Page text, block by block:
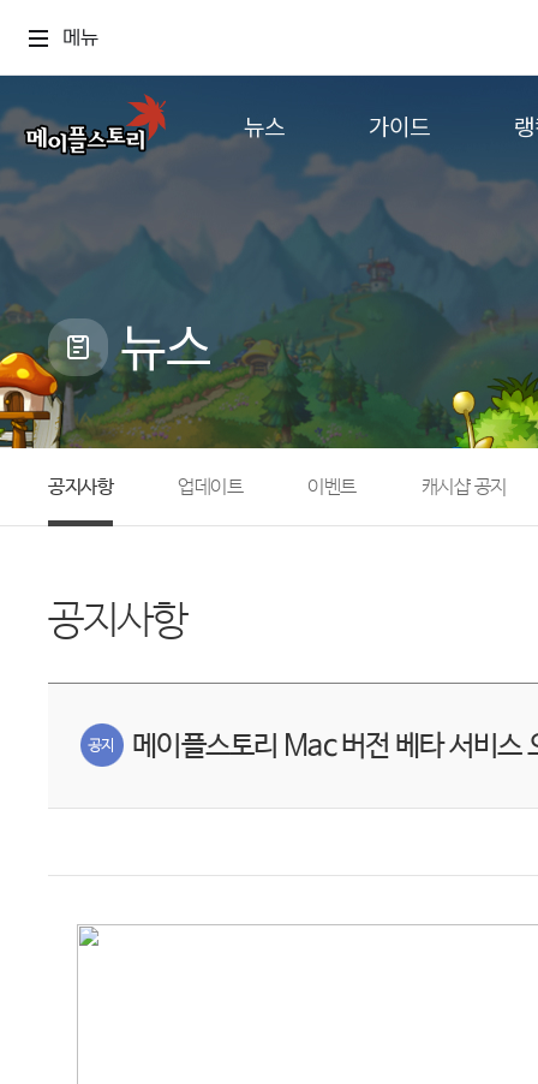
메뉴
뉴스
공지사항
업데이트
캐시샵 공지
메이플 알림판
with maple
가이드
게임정보
직업소개
확률형 아이템
NEXON NOW
뉴스
공지사항 업데이트 이벤트 캐시샵 공지
공지사항
메이플스토리 Mac 버전 베타 서비스